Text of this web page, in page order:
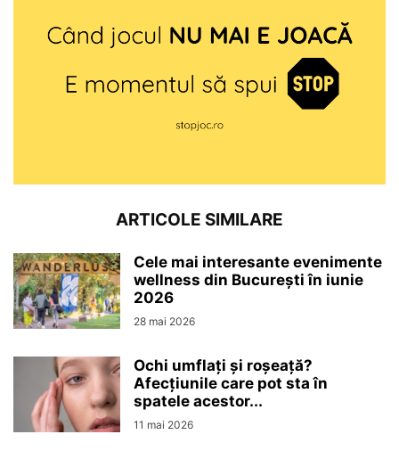
ARTICOLE SIMILARE
Cele mai interesante evenimente
wellness din București în iunie
2026
28 mai 2026
Ochi umflați și roșeață?
Afecțiunile care pot sta în
spatele acestor...
11 mai 2026